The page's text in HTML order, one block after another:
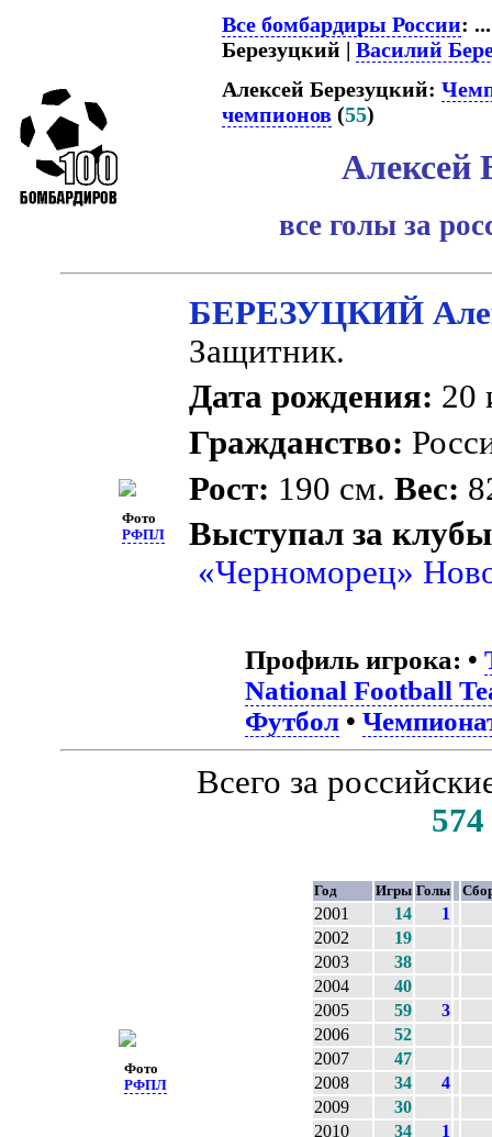
Все бомбардиры России:
Березуцкий | Василий
Алексей Березуцкий:
чемпионов(55)
Алексей
все голы за
Фото
РФПЛ
БЕРЕЗУЦКИЙ
Защитник.
Дата рождения: 20
Гражданство:
Рост: 190 см.Вес:
Выступал за
«Черноморец»
Профиль игрока: •
National Football
Футбол•
Фото
РФПЛ
Всего за
574
Год Игры Голы
2001 14
1
2002
19
2003
38
2004
40
2005
59
3
2006
52
2007
47
2008
34
4
2009
30
2010
34
1